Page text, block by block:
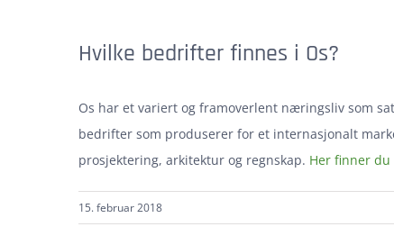
Hvilke bedrifter finnes i Os?
Os har et variert og framoverlent næringsliv som
bedrifter som produserer for et internasjonalt
prosjektering, arkitektur og regnskap. Her finner
15. februar 2018